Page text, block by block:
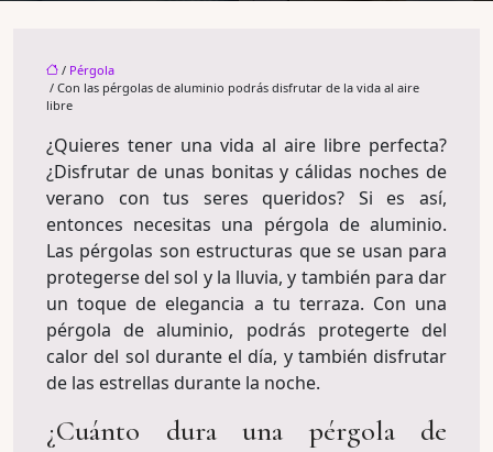
/ Pérgola
/ Con las pérgolas de aluminio podrás disfrutar de la vida al aire
libre
¿Quieres tener una vida al aire libre perfecta?
¿Disfrutar de unas bonitas y cálidas noches de
verano con tus seres queridos? Si es así,
entonces necesitas una pérgola de aluminio.
Las pérgolas son estructuras que se usan para
protegerse del sol y la lluvia, y también para dar
un toque de elegancia a tu terraza. Con una
pérgola de aluminio, podrás protegerte del
calor del sol durante el día, y también disfrutar
de las estrellas durante la noche.
¿Cuánto dura una pérgola de